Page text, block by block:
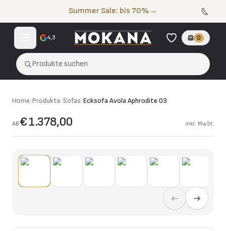
Summer Sale: bis 70% →
4,3 0
Produkte suchen
Home/Produkte/Sofas/Ecksofa Avola Aphrodite 03
AB € 1.378,00 inkl. MwSt.